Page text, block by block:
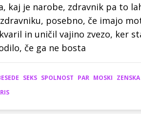
kaj je narobe, zdravnik pa to
posebno, če imajo
in uničil vajino zvezo, ker
če ga ne bosta
SEKS SPOLNOST PAR MOSKI ZENSKA